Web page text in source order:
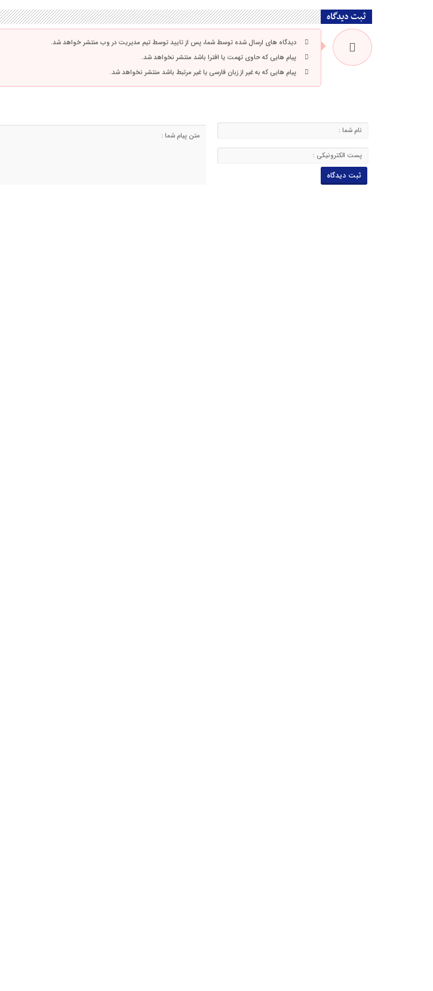
ثبت دیدگاه
دیدگاه های ارسال شده توسط شما، پس از تایید توسط تیم مدیریت در وب منتشر خواهد شد.
پیام هایی که حاوی تهمت یا افترا باشد منتشر نخواهد شد.
پیام هایی که به غیر از زبان فارسی یا غیر مرتبط باشد منتشر نخواهد شد.